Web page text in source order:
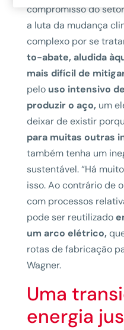
compromisso do
a luta da mudança
complexo por se
to-abate, aludida
mais difícil de
pelo uso intensivo
produzir o aço, um
deixar de existir
para muitas outras
também tenha um
sustentável. “Há
isso. Ao contrário de
com processos
pode ser reutilizado
um arco elétrico,
rotas de fabricação
Wagner.
Uma
energia